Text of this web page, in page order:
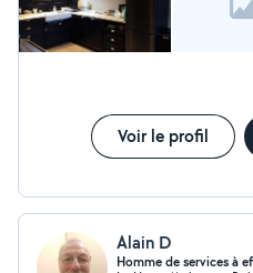
Voir le profil
Alain D
Homme de services à